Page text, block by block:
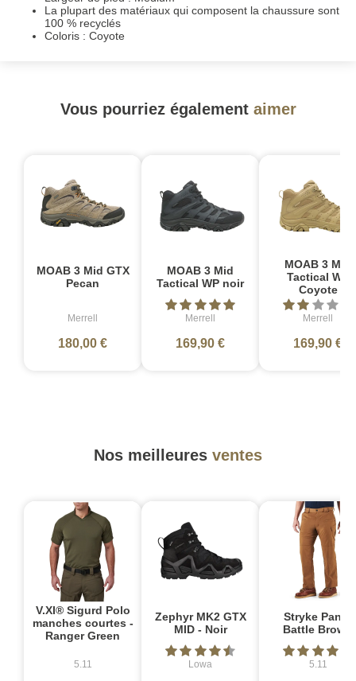
La plupart des matériaux qui composent la chaussure sont
100 % recyclés
Coloris : Coyote
Vous pourriez également aimer
MOAB 3 Mid GTX
Pecan
Merrell
180,00 €
MOAB 3 Mid
Tactical WP noir
Merrell
169,90 €
MOAB 3 Mid
Tactical WP
Coyote
Merrell
169,90 €
Nos meilleures ventes
V.XI® Sigurd Polo
manches courtes -
Ranger Green
5.11
Zephyr MK2 GTX
MID - Noir
Lowa
Stryke Pant -
Battle Brown
5.11